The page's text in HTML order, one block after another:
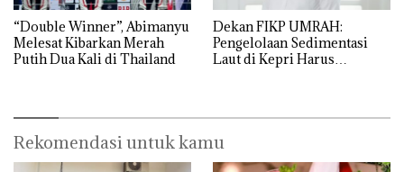
“Double Winner”, Abimanyu
Melesat Kibarkan Merah
Putih Dua Kali di Thailand
Dekan FIKP UMRAH:
Pengelolaan Sedimentasi
Laut di Kepri Harus
Rekomendasi untuk kamu